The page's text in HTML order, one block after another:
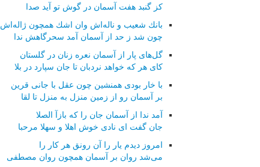
كز گنبد هفت آسمان در گوش تو آید صدا
بانك شعیب و ناله‌اش وان اشك همچون ژاله‌اش
چون شد ز حد از آسمان آمد سحرگاهش ندا
گل‌های پار از آسمان نعره زنان در گلستان
كای هر كه خواهد نردبان تا جان سپارد در بلا
با خار بودی همنشین چون عقل با جانی قرین
بر آسمان رو از زمین منزل به منزل تا لقا
آمد ندا از آسمان جان را كه بازآ الصلا
جان گفت ای نادی خوش اهلا و سهلا مرحبا
امروز دیدم یار را آن رونق هر كار را
می‌شد روان بر آسمان همچون روان مصطفی